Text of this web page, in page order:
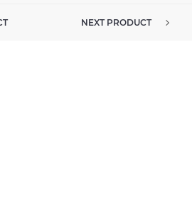
NEXT PRODUCT